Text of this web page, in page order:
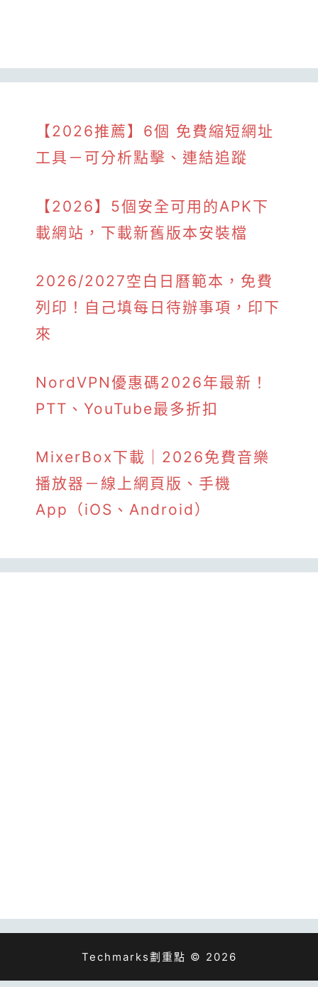
【2026推薦】6個 免費縮短網址
工具－可分析點擊、連結追蹤
【2026】5個安全可用的APK下
載網站，下載新舊版本安裝檔
2026/2027空白日曆範本，免費
列印！自己填每日待辦事項，印下
來
NordVPN優惠碼2026年最新！
PTT、YouTube最多折扣
MixerBox下載｜2026免費音樂
播放器－線上網頁版、手機
App（iOS、Android）
Techmarks劃重點 © 2026